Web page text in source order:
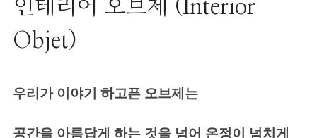
인테리어 오브제 (Interior
Objet)
우리가 이야기 하고픈 오브제는
공간을 아름답게 하는 것을 넘어 온정이 넘치게